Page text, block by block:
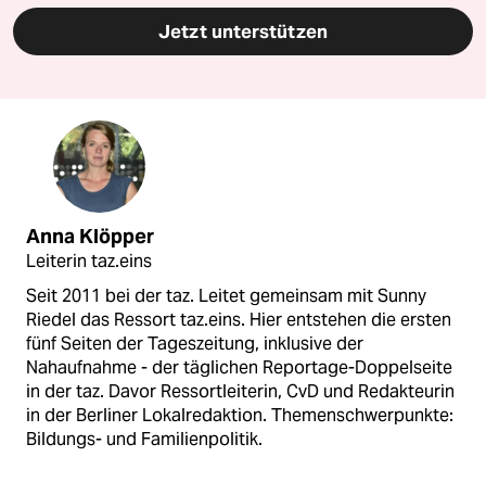
Jetzt unterstützen
Anna Klöpper
Leiterin taz.eins
Seit 2011 bei der taz. Leitet gemeinsam mit Sunny
Riedel das Ressort taz.eins. Hier entstehen die ersten
fünf Seiten der Tageszeitung, inklusive der
Nahaufnahme - der täglichen Reportage-Doppelseite
in der taz. Davor Ressortleiterin, CvD und Redakteurin
in der Berliner Lokalredaktion. Themenschwerpunkte:
Bildungs- und Familienpolitik.